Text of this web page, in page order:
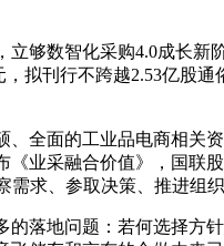
数智化采购4.0成长新
拟刊行不跨越2.53亿股
面的工业品电商相关资
业采融合价值》，国联
需求、参取决策、推进组
地问题：若何选择方针